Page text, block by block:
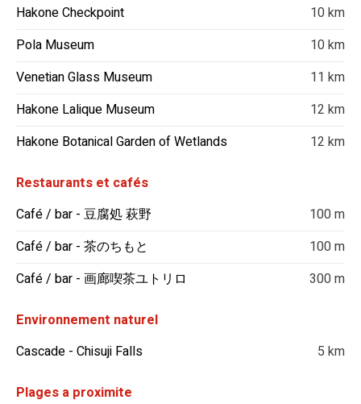
Hakone Checkpoint
10 km
Pola Museum
10 km
Venetian Glass Museum
11 km
Hakone Lalique Museum
12 km
Hakone Botanical Garden of Wetlands
12 km
Restaurants et cafés
Café / bar - 豆腐処 萩野
100 m
Café / bar - 茶のちもと
100 m
Café / bar - 画廊喫茶ユトリロ
300 m
Environnement naturel
Cascade - Chisuji Falls
5 km
Plages a proximite